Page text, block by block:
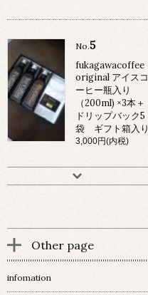
No.5
fukagawacoffee
original アイスコ
ーヒー瓶入り
（200ml) ×3本＋
ドリップバック5
袋 ギフト箱入り
3,000円(内税)
Other page
infomation